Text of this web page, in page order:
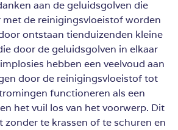
aan de geluidsgolven die
de reinigingsvloeistof worden
ontstaan tienduizenden kleine
door de geluidsgolven in elkaar
hebben een veelvoud aan
door de reinigingsvloeistof tot
functioneren als een
het vuil los van het voorwerp. Dit
zonder te krassen of te schuren en